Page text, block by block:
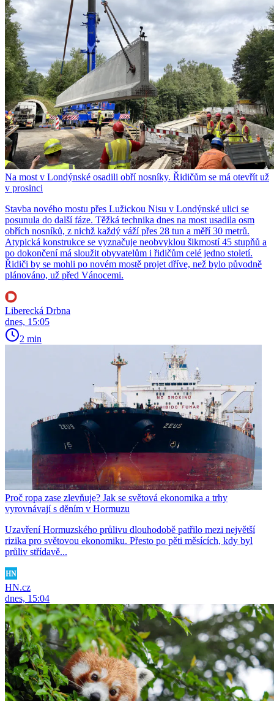
Na most v Londýnské osadili obří nosníky. Řidičům se má otevřít už
v prosinci
Stavba nového mostu přes Lužickou Nisu v Londýnské ulici se
posunula do další fáze. Těžká technika dnes na most usadila osm
obřích nosníků, z nichž každý váží přes 28 tun a měří 30 metrů.
Atypická konstrukce se vyznačuje neobvyklou šikmostí 45 stupňů a
po dokončení má sloužit obyvatelům i řidičům celé jedno století.
Řidiči by se mohli po novém mostě projet dříve, než bylo původně
plánováno, už před Vánocemi.
Liberecká Drbna
dnes, 15:05
2 min
Proč ropa zase zlevňuje? Jak se světová ekonomika a trhy
vyrovnávají s děním v Hormuzu
Uzavření Hormuzského průlivu dlouhodobě patřilo mezi největší
rizika pro světovou ekonomiku. Přesto po pěti měsících, kdy byl
průliv střídavě...
HN.cz
dnes, 15:04